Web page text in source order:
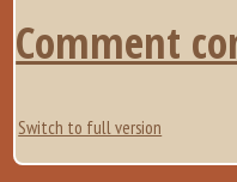
Comment
Switch to full version